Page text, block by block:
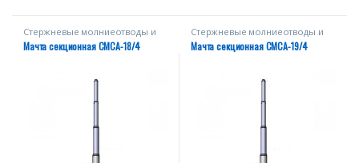
Стержневые молниеотводы и
мачты
Мачта секционная СМСА-18/4
Стержневые молниеотводы и
мачты
Мачта секционная СМСА-19/4